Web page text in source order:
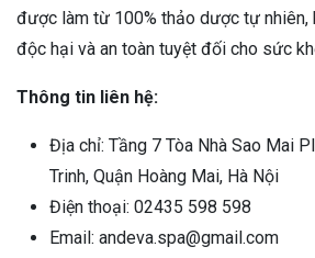
được làm từ 100% thảo dược tự nhiên,
độc hại và an toàn tuyệt đối cho sức
Thông tin liên hệ:
Địa chỉ: Tầng 7 Tòa Nhà Sao Mai
Trinh, Quận Hoàng Mai, Hà Nội
Điện thoại: 02435 598 598
Email: andeva.spa@gmail.com